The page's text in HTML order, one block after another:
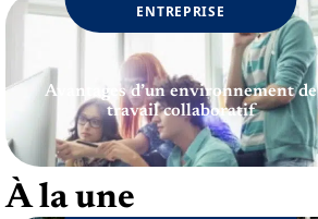
ENTREPRISE
Avantages d’un environnement de
travail collaboratif
À la une